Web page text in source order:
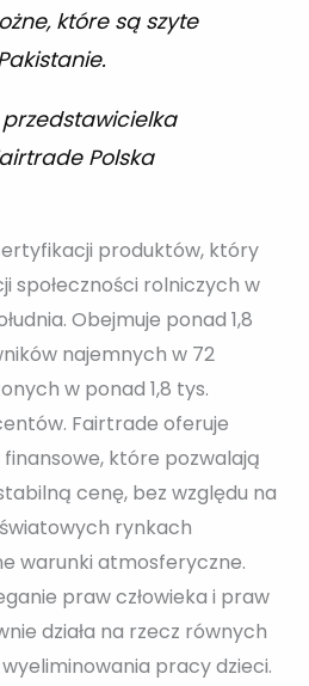
które są szyte
Polska
produktów, który
społeczności rolniczych w
Obejmuje ponad 1,8
najemnych w 72
w ponad 1,8 tys.
Fairtrade oferuje
które pozwalają
cenę, bez względu na
rynkach
warunki atmosferyczne.
praw człowieka i praw
działa na rzecz równych
pracy dzieci.